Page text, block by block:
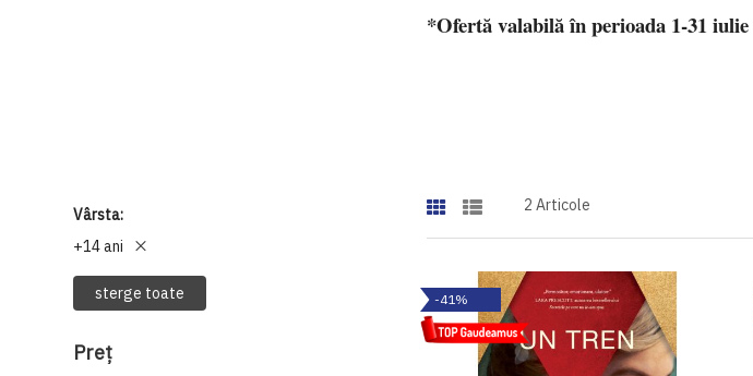
*Ofertă valabilă în perioada 1-31
Vârsta
+14 ani
sterge toate
Preţ
2 Articole
-41%